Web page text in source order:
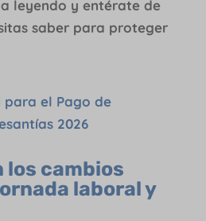
leyendo y entérate de
saber para proteger
para el Pago de
2026
los cambios
laboral y